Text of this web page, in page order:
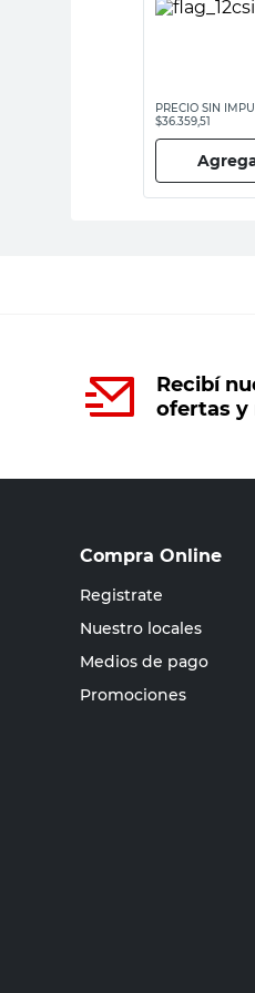
PRECIO SIN
$36.359,51
Recibí
ofertas y
Compra Online
Registrate
Nuestro locales
Medios de pago
Promociones